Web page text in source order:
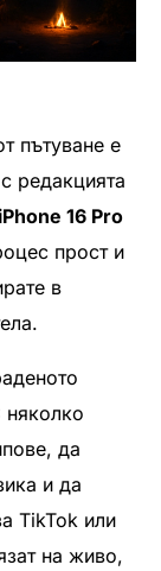
пътуване е
редакцията
iPhone 16 Pro
прост и
в
няколко
да
и да
TikTok или
на живо,